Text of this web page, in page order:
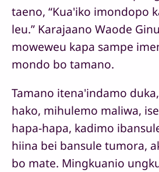
taeno, “Kua'iko imondopo
leu.” Karajaano Waode
moweweu kapa sampe
mondo bo tamano.
Tamano itena'indamo
hako, mihulemo maliwa,
hapa-hapa, kadimo
hiina bei bansule tumora,
bo mate. Mingkuanio